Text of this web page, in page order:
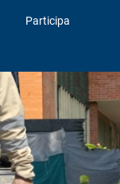
Participa